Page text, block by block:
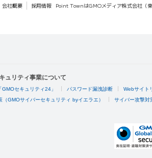
会社概要 採用情報 Point TownはGMOメディア株式会社（
ュリティ事業について
セキュリティ24」 パスワード漏洩診断 Webサイト
（GMOサイバーセキュリティ byイエラエ） サイバー攻撃対